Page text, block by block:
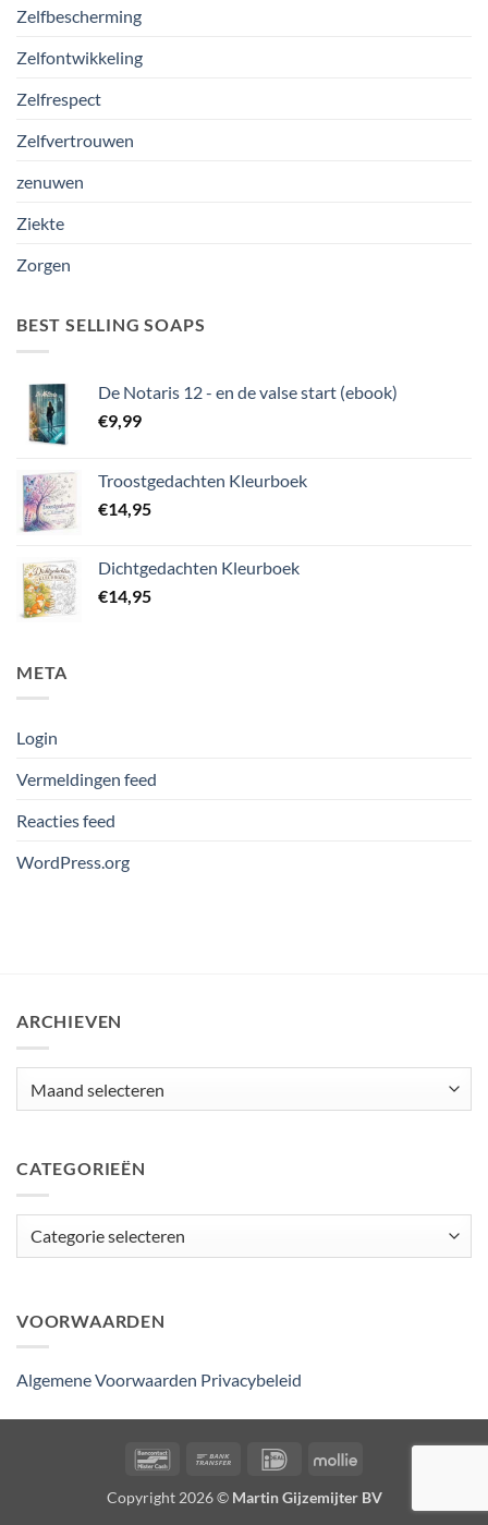
Zelfbescherming
Zelfontwikkeling
Zelfrespect
Zelfvertrouwen
zenuwen
Ziekte
Zorgen
BEST SELLING SOAPS
De Notaris 12 - en de valse start (ebook)
€9,99
Troostgedachten Kleurboek
€14,95
Dichtgedachten Kleurboek
€14,95
META
Login
Vermeldingen feed
Reacties feed
WordPress.org
ARCHIEVEN
CATEGORIEËN
VOORWAARDEN
Algemene Voorwaarden Privacybeleid
BancontactBank
IDeal Mollie
Copyright 2026 © Martin Gijzemijter BV